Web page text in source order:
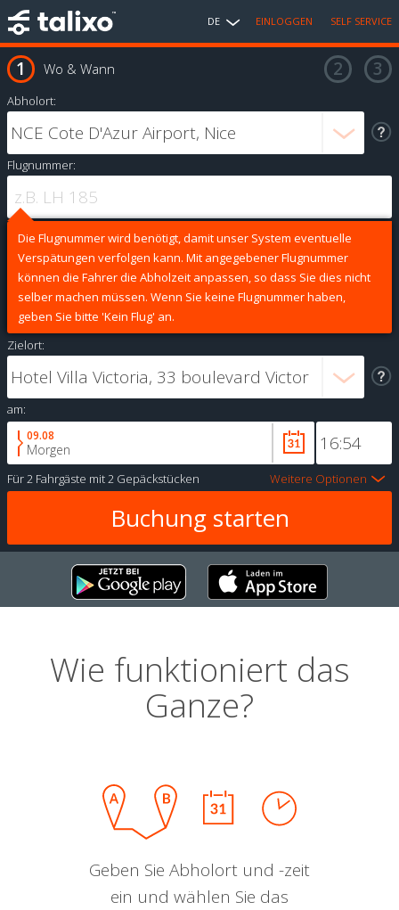
DE EINLOGGEN SELF SERVICE
Wo & Wann
Abholort:
Flugnummer:
Die Flugnummer wird benötigt, damit unser System eventuelle
Verspätungen verfolgen kann. Mit angegebener Flugnummer
können die Fahrer die Abholzeit anpassen, so dass Sie dies nicht
selber machen müssen. Wenn Sie keine Flugnummer haben,
geben Sie bitte 'Kein Flug' an.
Zielort:
am:
09.08
Morgen
Für2 Fahrgäste mit2 Gepäckstücken Weitere Optionen
Wie funktioniert das
Ganze?
Geben Sie Abholort und -zeit
ein und wählen Sie das